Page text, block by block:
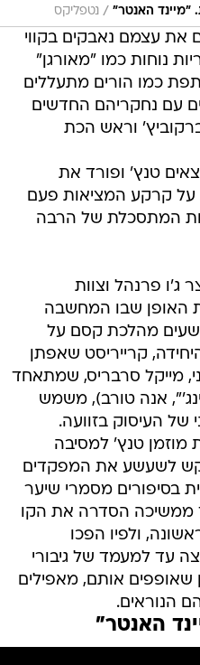
"מיינד האנטר" / נטפליקס
את עצמם נאבקים בקווי
נוחות כמו "מאורגן"
כמו הורים מתעללים
עם נחקריהם החדשים
ברקוביץ' וראש הכת
טנץ' ופורד את
על קרקע המציאות פעם
המתסכלת של הרבה
ג'ו פרנהל וצוות
האופן שבו המחשבה
מהלכת קסם על
קרייריסט שאפתן
מייקל סרבריס, שמתאחד
אנה טורב), משמש
של העיסוק בזוועה.
מוזמן טנץ' למסיבה
לשעשע את המפקדים
בסיפורים מסמרי שיער
ממשיכה הסדרה את הקו
ולפיו הפכו
עד למעמד של גיבורי
שאופפים אותם, מאפילים
הנוראים.
האנטר"